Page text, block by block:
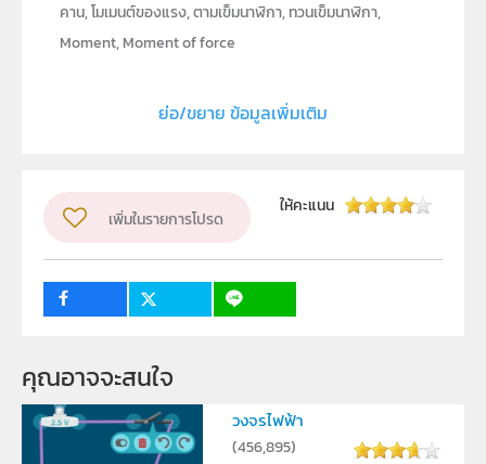
คาน, โมเมนต์ของแรง, ตามเข็มนาฬิกา, ทวนเข็มนาฬิกา,
Moment, Moment of force
Interactive Resource
ผู้แต่ง หรือ เจ้าของผลงาน
กลุ่มเป้าหมาย
ย่อ/ขยาย ข้อมูลเพิ่มเติม
เพิ่มในรายการโปรด
ให้คะแนน
คุณอาจจะสนใจ
วงจรไฟฟ้า
(456,895)